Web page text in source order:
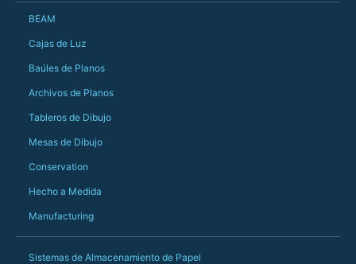
BEAM
Cajas de Luz
Baúles de Planos
Archivos de Planos
Tableros de Dibujo
Mesas de Dibujo
Conservation
Hecho a Medida
Manufacturing
Sistemas de Almacenamiento de Papel